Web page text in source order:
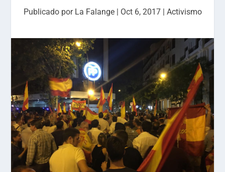
Publicado por La Falange| Oct 6, 2017| Activismo